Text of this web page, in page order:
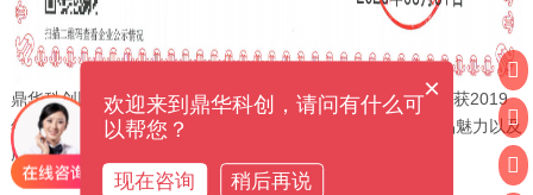
鼎华科创以卓越的品质,凭借强大的市场竞争力和品牌发展力,获2019
年度广东省“守合同重信用”企业证书，彰显鼎华科创品牌产品魅力以及
服务水平。
×
欢迎来到鼎华科创，请问有什么可
以帮您？
现在咨询 稍后再说